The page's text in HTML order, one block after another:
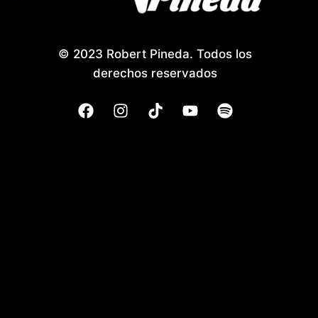
© 2023 Robert Pineda. Todos los
derechos reservados